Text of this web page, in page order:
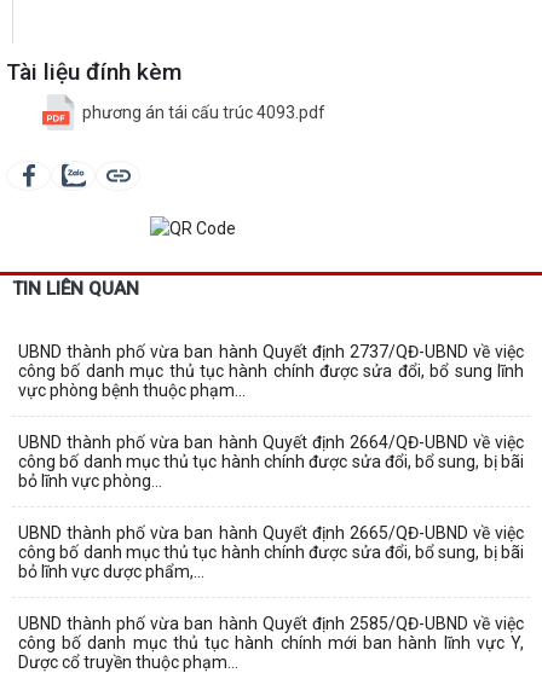
Tài liệu đính kèm
phương án tái cấu trúc 4093.pdf
TIN LIÊN QUAN
UBND thành phố vừa ban hành Quyết định 2737/QĐ-UBND về việc
công bố danh mục thủ tục hành chính được sửa đổi, bổ sung lĩnh
vực phòng bệnh thuộc phạm...
UBND thành phố vừa ban hành Quyết định 2664/QĐ-UBND về việc
công bố danh mục thủ tục hành chính được sửa đổi, bổ sung, bị bãi
bỏ lĩnh vực phòng...
UBND thành phố vừa ban hành Quyết định 2665/QĐ-UBND về việc
công bố danh mục thủ tục hành chính được sửa đổi, bổ sung, bị bãi
bỏ lĩnh vực dược phẩm,...
UBND thành phố vừa ban hành Quyết định 2585/QĐ-UBND về việc
công bố danh mục thủ tục hành chính mới ban hành lĩnh vực Y,
Dược cổ truyền thuộc phạm...